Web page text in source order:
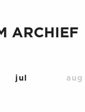
ARCHIEF
jul aug